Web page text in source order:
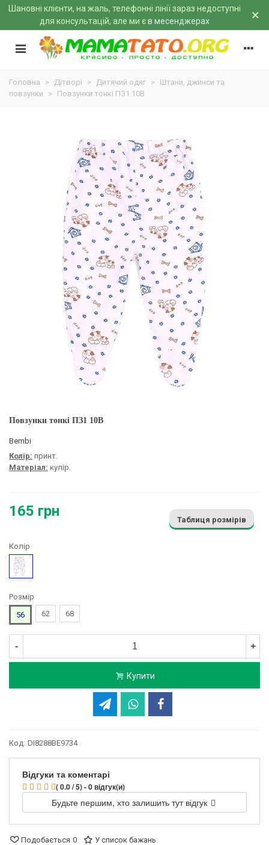
Шановні клієнти, на жаль, телефонні лінії зараз недоступні
для консультацій, але ми єв месенджерах ×
Головна > Дітворі > Дитячий одяг > Штани, джинси та
повзунки
> Повзунки тонкі ПЗ1 10B
Повзунки тонкі ПЗ1 10B
Bembi
Колір: принт.
Матеріал: кулір.
165 грн
Таблиця розмірів
Колір
Малюнок
Розмір
56
62 68
- +
Купити
Код: DI8288BE9734
Відгуки та коментарі
( 0.0 / 5) - 0 відгук(и)
Будьте першим, хто залишить тут відгук
Подобається 0 У список бажань